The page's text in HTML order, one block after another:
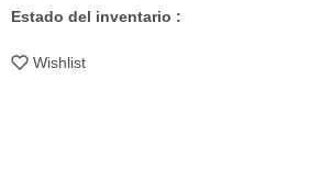
Estado del inventario :
Wishlist